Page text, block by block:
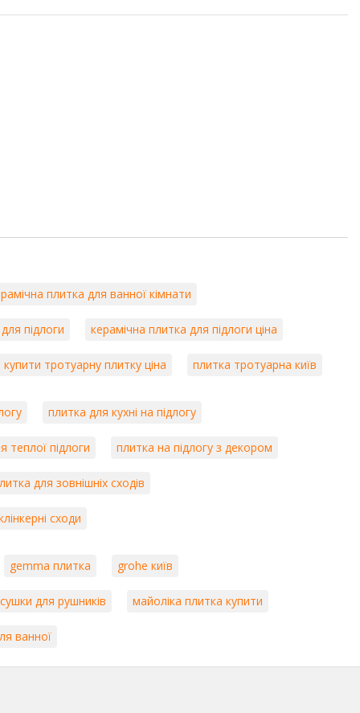
плитка для ванної кімнати
підлоги керамічна плитка для підлоги ціна
купити тротуарну плитку ціна плитка тротуарна київ
плитка для кухні на підлогу
теплої підлоги плитка на підлогу з декором
для зовнішніх сходів
сходи
gemma плитка grohe київ
для рушників майоліка плитка купити
ванної